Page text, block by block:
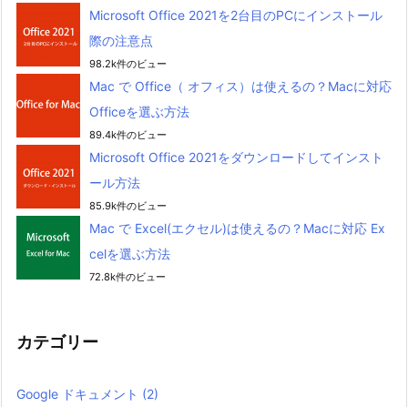
Microsoft Office 2021を2台目のPCにインストール
際の注意点
98.2k件のビュー
Mac で Office（ オフィス）は使えるの？Macに対応
Officeを選ぶ方法
89.4k件のビュー
Microsoft Office 2021をダウンロードしてインスト
ール方法
85.9k件のビュー
Mac で Excel(エクセル)は使えるの？Macに対応 Ex
celを選ぶ方法
72.8k件のビュー
カテゴリー
Google ドキュメント (2)